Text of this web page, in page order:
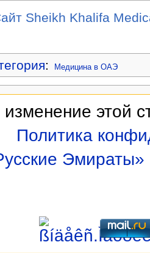
Sheikh Khalifa
: Медицина в ОАЭ
этой
Политика
Эмираты»